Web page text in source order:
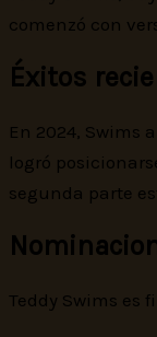
comenzó con
Éxitos
En 2024, Swims
logró
segunda parte
Teddy Swims es